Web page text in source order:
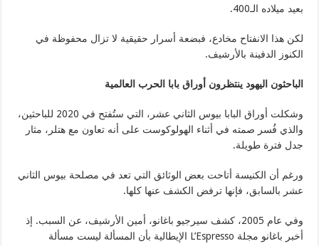
بعيد ميلاده الـ400.
لكن هذا الانفتاح مخادع، فبضعة أسرار حقيقية لا تزال محفوظة في
الكنوز الدفينة بالأرشيف.
الباحثون اليهود ينتظرون أوراق بابا الحرب العالمية
وشكلت أوراق البابا بيوس الثاني عشر، التي ستُفتح في 2020 للباحثين،
والذي فُسر صمته في أثناء الهولوكوست على أنه تعاون مع هتلر، مثار
جدل فترة طويلة.
ورغم أن الكنيسة أتاحت بعض الوثائق التي تعد في مصلحة بيوس الثاني
عشر بالسابق، فإنها ترفض الكشف عنها كلها.
وفي عام 2005، كشف سيرجيو باغانو، أمين الأرشيف، عن السبب. إذ
أخبر باغانو مجلة L’Espresso الإيطالية بأن المسألة ليست مسألة